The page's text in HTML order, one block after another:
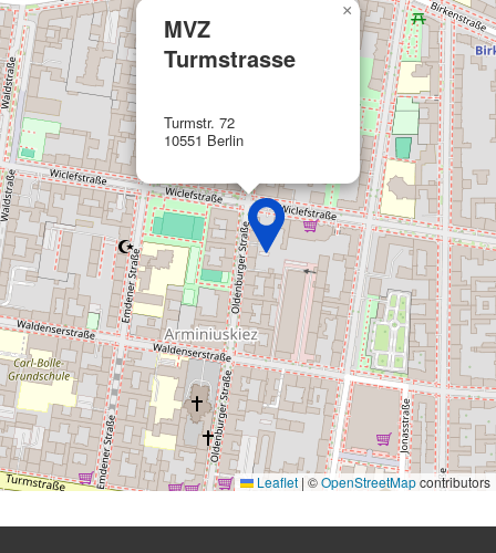
MVZ
Turmstrasse
Turmstr. 72
10551 Berlin
×
Leaflet | ©OpenStreetMapcontributors
Wir nutzen Ihre Daten für folgende Zwecke:
IAB-Verarbeitungszwecke:
Speichern von oder Zugriff auf
Informationen auf einem Endgerät
Verwendung reduzierter Daten zur Auswahl
von Werbeanzeigen
Erstellung von Profilen für personalisierte
Werbung
Verwendung von Profilen zur Auswahl
personalisierter Werbung
Erstellung von Profilen zur Personalisierung
von Inhalten
Verwendung von Profilen zur Auswahl
personalisierter Inhalte
Messung der Werbeleistung